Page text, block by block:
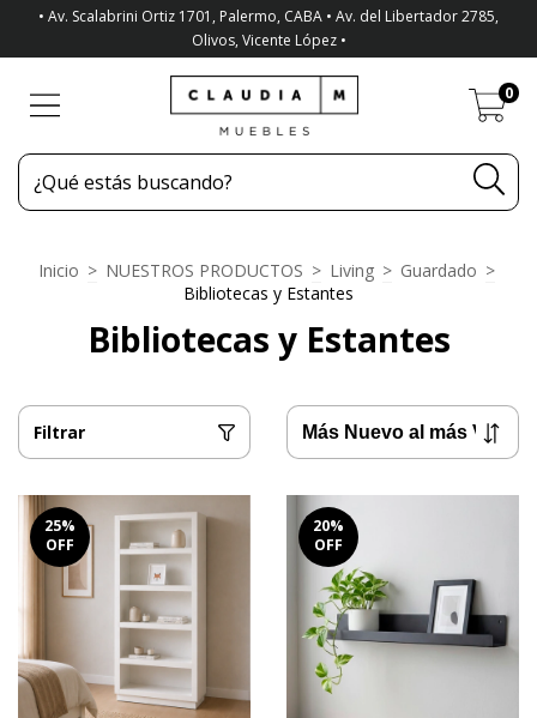
• Av. Scalabrini Ortiz 1701, Palermo, CABA • Av. del Libertador 2785,
Olivos, Vicente López •
0
Inicio > NUESTROS PRODUCTOS > Living > Guardado >
Bibliotecas y Estantes
Bibliotecas y Estantes
Filtrar
25%
OFF
20%
OFF